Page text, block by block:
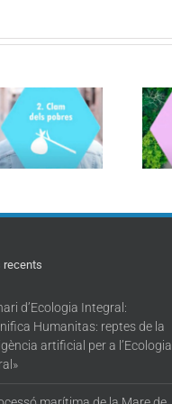
Octubre 2021
– Objectiu
Laudato si’:
Educació
recents
d’Ecologia Integral:
Humanitas: reptes de la
artificial per a l’Ecologia